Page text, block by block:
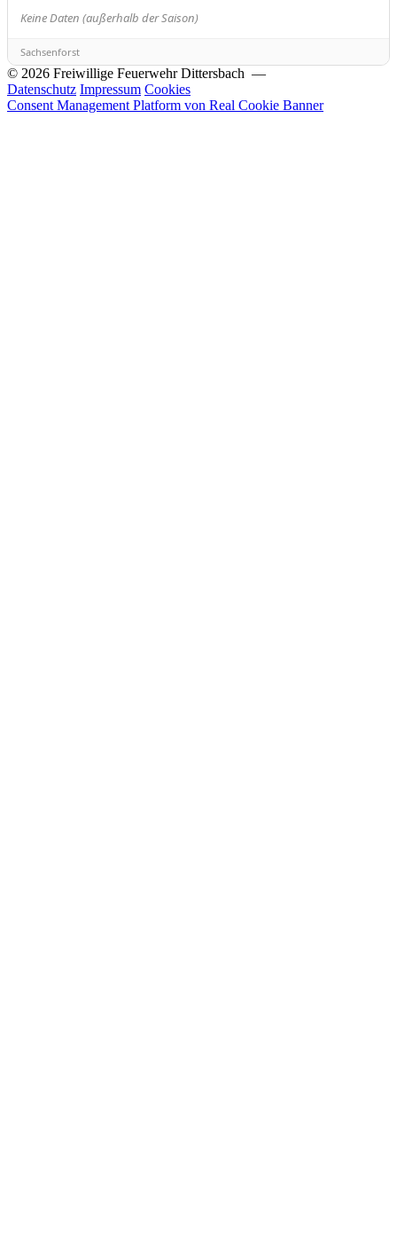
Keine Daten (außerhalb der Saison)
Sachsenforst
© 2026 Freiwillige Feuerwehr Dittersbach —
Datenschutz Impressum Cookies
Consent Management Platform von Real Cookie Banner